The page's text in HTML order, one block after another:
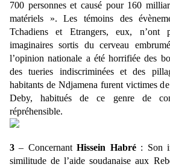
700 personnes et causé pour 160
matériels ». Les témoins des
Tchadiens et Etrangers, eux, n’ont
imaginaires sortis du cerveau
l’opinion nationale a été horrifiée des
des tueries indiscriminées et des
habitants de Ndjamena furent victimes
Deby, habitués de ce genre de
répréhensible.
3 – ConcernantHissein Habré: Son
similitude de l’aide soudanaise aux